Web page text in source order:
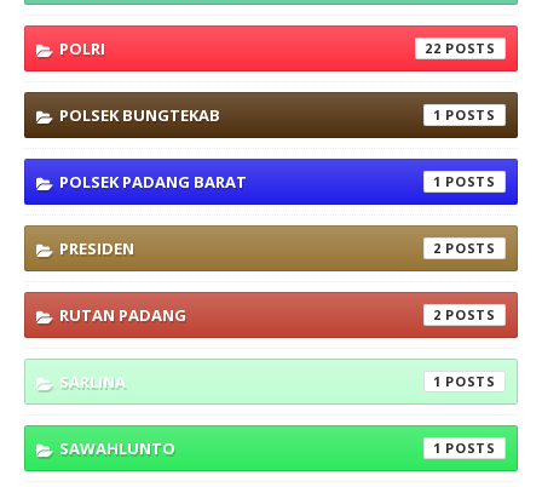
POLRI 22
POLSEK BUNGTEKAB 1
POLSEK PADANG BARAT 1
PRESIDEN 2
RUTAN PADANG 2
SARLINA 1
SAWAHLUNTO 1